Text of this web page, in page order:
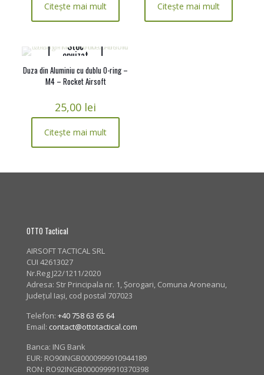
Citește mai mult Citește mai mult
Stoc
epuizat
Duza din Aluminiu cu dublu O-ring –
M4 – Rocket Airsoft
25,00 lei
Citește mai mult
OTTO Tactical
AIRSOFT TACTICAL SRL
CUI 42613027
Nr.Reg J22/1211/2020
Adresa: Str Principala nr. 1, Șorogari, Comuna Aroneanu,
Județul Iași, cod postal 707023
Telefon: +40 758 63 65 64
Email: contact@ottotactical.com
Banca: ING Bank
EUR: RO90INGB0000999910944189
RON: RO92INGB0000999910370398